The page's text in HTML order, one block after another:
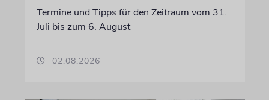
Termine und Tipps für den Zeitraum vom 31.
Juli bis zum 6. August
02.08.2026